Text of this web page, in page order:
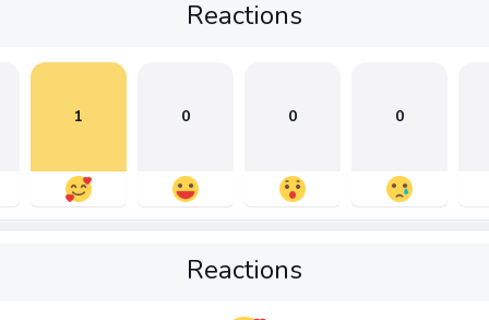
Reactions
1 0 0 0
Reactions